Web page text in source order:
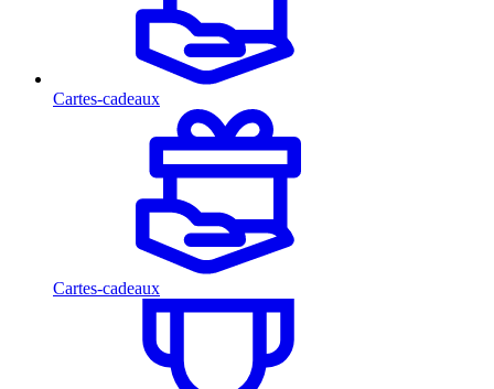
Cartes-cadeaux
Cartes-cadeaux